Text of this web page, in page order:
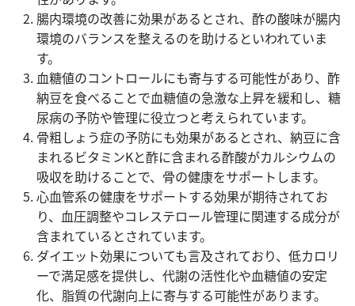
腸内環境の改善に効果があるとされ、酢の酸味が腸内
環境のバランスを整えるのを助けるといわれていま
す。
血糖値のコントロールにも寄与する可能性があり、酢
納豆を食べることで血糖値の急激な上昇を緩和し、糖
尿病の予防や管理に役立つと考えられています。
骨粗しょう症の予防にも効果があるとされ、納豆に含
まれるビタミンKと酢に含まれる酢酸がカルシウムの
吸収を助けることで、骨の健康をサポートします。
心血管系の健康をサポートする効果が期待されてお
り、血圧調整やコレステロール管理に関連する成分が
含まれているとされています。
ダイエット効果についても言及されており、低カロリ
ーで満足感を提供し、代謝の活性化や血糖値の安定
化、脂質の代謝向上に寄与する可能性があります。